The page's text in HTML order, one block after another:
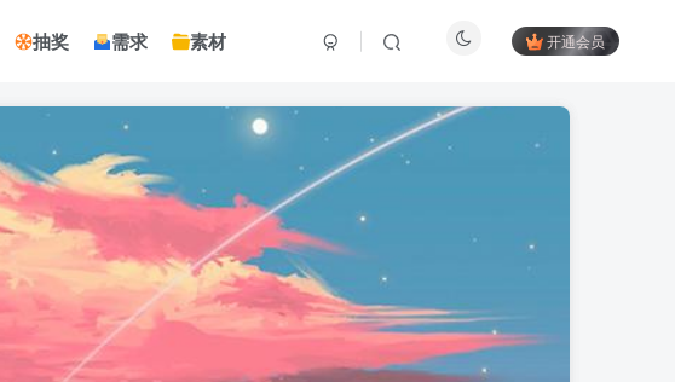
抽奖 需求 素材 开通会员